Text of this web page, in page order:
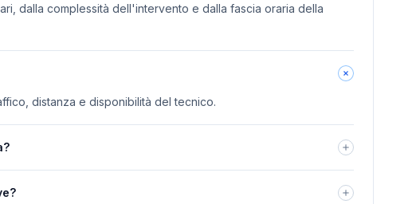
dalla complessità dell'intervento e dalla fascia oraria della
distanza e disponibilità del tecnico.